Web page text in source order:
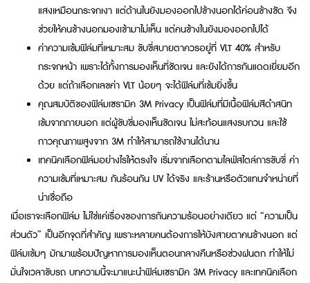
แสงเหมือนกระจกเงา แต่ด้านในยังมองออกไปข้างนอกได้ค่อนข้างชัด จึง
ช่วยให้คนข้างนอกมองเข้ามาไม่เห็น แต่คนข้างในยังมองออกไปได้
ค่าความเข้มฟิล์มที่เหมาะสม ขับขี่สบายตาควรอยู่ที่ VLT 40% สำหรับ
กระจกหน้า เพราะได้ทั้งการมองเห็นที่ชัดเจน และยังได้การกันแดดเยี่ยมอีก
ด้วย แต่ถ้าเลือกเลขค่า VLT น้อยๆ จะได้ฟิล์มที่เข้มยิ่งขึ้น
คุณสมบัติของฟิล์มเซรามิค 3M Privacy เป็นฟิล์มที่มีเนื้อฟิล์มสีดำสนิท
เข้มจากภายนอก แต่ผู้ขับขี่มองเห็นชัดเจน ไม่สะท้อนแสงรบกวน และใช้
กาวคุณภาพสูงจาก 3M ทำให้สามารถใช้งานได้นาน
เทคนิคเลือกฟิล์มอย่างไรให้ตรงใจ เริ่มจากเลือกตามไลฟ์สไตล์การขับขี่ ค่า
ความเข้มที่เหมาะสม กันร้อนกัน UV ได้จริง และร้านหรือตัวแทนจำหน่ายที่
น่าเชื่อถือ
เมื่อเราจะเลือกฟิล์ม ไม่ใช่แค่เรื่องของการกันความร้อนอย่างเดียว แต่ “ความเป็น
ส่วนตัว” เป็นอีกจุดที่สำคัญ เพราะหลายคนต้องการให้บังสายตาคนข้างนอก แต่
ฟิล์มเข้มๆ มักมาพร้อมปัญหาการมองเห็นตอนกลางคืนหรือช่วงฝนตก ทำให้ไม่
มั่นใจเวลาขับรถ บทความนี้จะมาแนะนำฟิล์มเซรามิค 3M Privacy และเทคนิคเลือก